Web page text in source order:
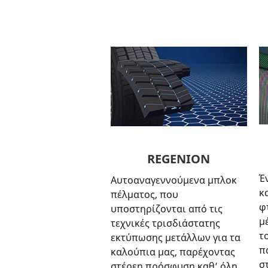
REGENION
Αυτοαναγεννούμενα μπλοκ
πέλματος, που
υποστηρίζονται από τις
τεχνικές τρισδιάστατης
εκτύπωσης μετάλλων για τα
καλούπια μας, παρέχοντας